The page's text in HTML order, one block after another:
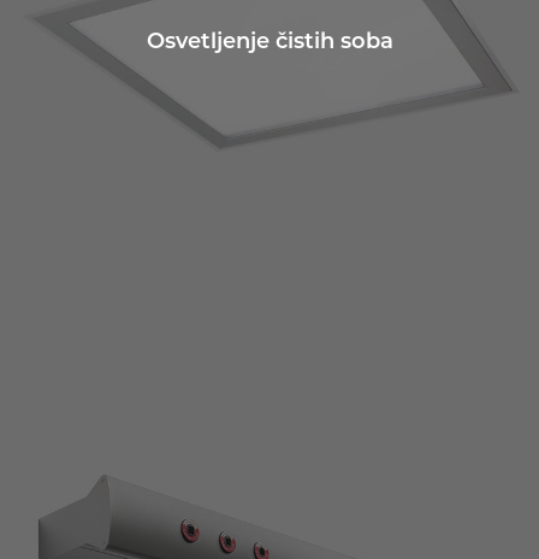
Osvetljenje čistih soba